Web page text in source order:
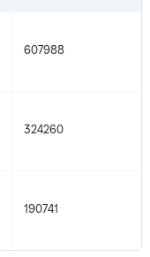
607988
324260
190741